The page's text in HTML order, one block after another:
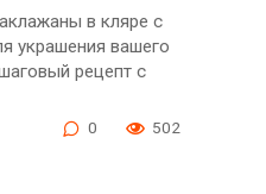
в кляре с
украшения вашего
рецепт с
0 502